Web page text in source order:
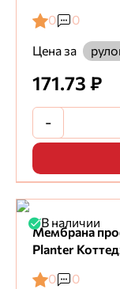
0
0
Цена за
171.73 ₽
-
В наличии
Мембрана
Planter
0
0